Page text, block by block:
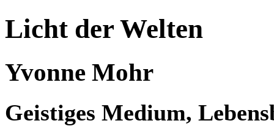
Licht der Welten
Yvonne Mohr
Geistiges Medium,